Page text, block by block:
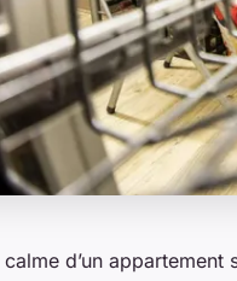
calme d’un